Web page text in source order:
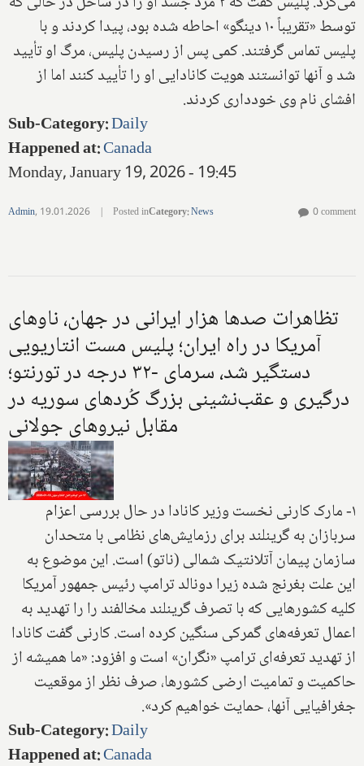
توسط «تقریباً ۱۰ دینگو» احاطه شده بود، پیدا کردند و با
پلیس تماس گرفتند. کمی پس از رسیدن پلیس، مرگ او تأیید
شد و آنها توانستند هویت کانادایی او را تأیید کنند اما از
افشای نام وی خودداری کردند.
Sub-Category:Daily
Happened at:Canada
Monday, January 19, 2026 - 19:45
Admin, 19.01.2026 | Posted inCategory:News 0 comment
تظاهرات صدها هزار ایرانی در جهان، ناوهای
آمریکا در راه ایران؛ پلیس مست انتاریویی
دستگیر شد، سرمای -۳۲ درجه در تورنتو؛
درگیری و عقب‌نشینی بزرگ کُردهای سوریه در
مقابل نیروهای جولانی
۱- مارک کارنی نخست وزیر کانادا در حال بررسی اعزام
سربازان به گرینلند برای رزمایش‌های نظامی با متحدان
سازمان پیمان آتلانتیک شمالی (ناتو) است. این موضوع به
این علت بغرنج شده زیرا دونالد ترامپ رئیس جمهور آمریکا
کلیه کشورهایی که با تصرف گرینلند مخالفند را را تهدید به
اعمال تعرفه‌های گمرکی سنگین کرده است. کارنی گفت کانادا
از تهدید تعرفه‌ای ترامپ «نگران» است و افزود: «ما همیشه از
حاکمیت و تمامیت ارضی کشورها، صرف نظر از موقعیت
جغرافیایی آنها، حمایت خواهیم کرد».
Sub-Category:Daily
Happened at:Canada